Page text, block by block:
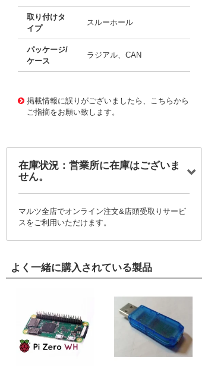
取り付けタ
イプ
スルーホール
パッケージ/
ケース
ラジアル、CAN
掲載情報に誤りがございましたら、こちらから
ご指摘をお願い致します。
在庫状況：営業所に在庫はございま
せん。
マルツ全店でオンライン注文&店頭受取りサービ
スをご利用いただけます。
よく一緒に購入されている製品